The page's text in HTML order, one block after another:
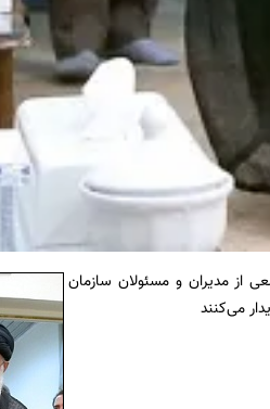
از مدیران و مسئولان سازمان
می‌کنند